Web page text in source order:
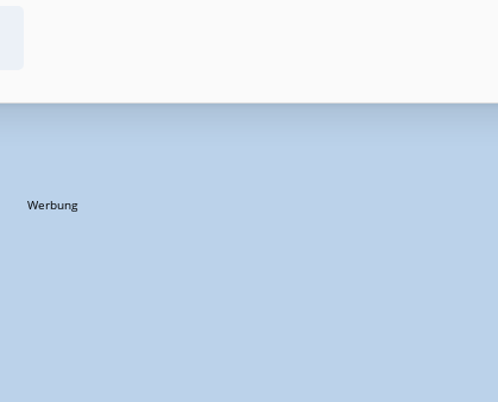
Werbung